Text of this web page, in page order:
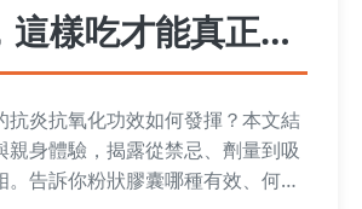
這樣吃才能真正吸
抗炎抗氧化功效如何發揮？本文結
親身體驗，揭露從禁忌、劑量到吸
。告訴你粉狀膠囊哪種有效、何時